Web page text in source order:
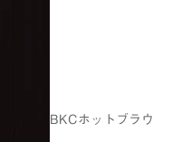
BKCホットブラウ